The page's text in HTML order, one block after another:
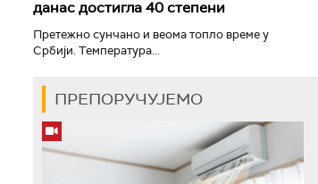
данас достигла 40 степени
Претежно сунчано и веома топло време у
Србији. Температура...
ПРЕПОРУЧУЈЕМО